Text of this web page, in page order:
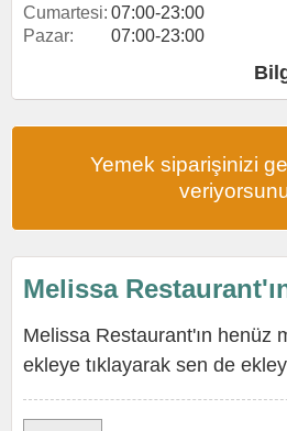
Cumartesi: 07:00-23:00
Pazar:
07:00-23:00
Yemek siparişinizi
Melissa
Melissa Restaurant'ın henüz
ekleye tıklayarak sen de